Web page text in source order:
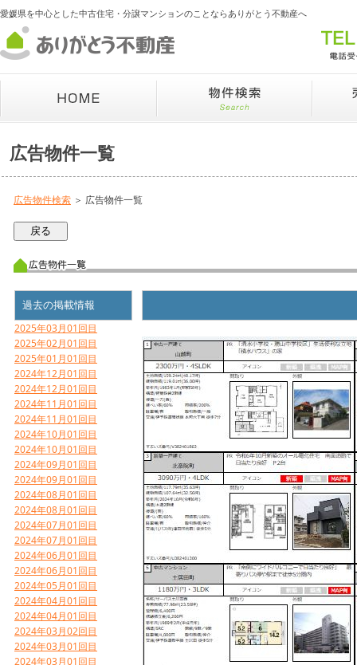
愛媛県を中心とした中古住宅・分譲マンションのことならありがとう不動産へ
広告物件一覧
広告物件検索 ＞ 広告物件一覧
過去の掲載情報
2025年03月01回目
2025年02月01回目
2025年01月01回目
2024年12月01回目
2024年12月01回目
2024年11月01回目
2024年11月01回目
2024年10月01回目
2024年10月01回目
2024年09月01回目
2024年09月01回目
2024年08月01回目
2024年08月01回目
2024年07月01回目
2024年07月01回目
2024年06月01回目
2024年06月01回目
2024年05月01回目
2024年04月01回目
2024年04月01回目
2024年03月02回目
2024年03月01回目
2024年03月01回目